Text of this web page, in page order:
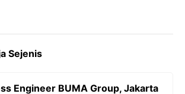
Sejenis
Engineer BUMA Group, Jakarta